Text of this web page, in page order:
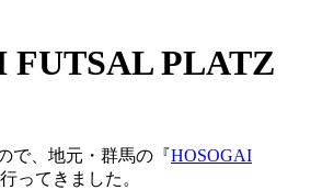
FUTSAL PLATZ
で、地元・群馬の『HOSOGAI
ってきました。